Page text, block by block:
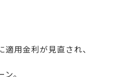
用金利が見直され、
。